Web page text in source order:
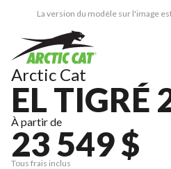
La version du modèle sur l'image
Arctic Cat
EL TIGRÉ
À partir de
23 549 $
Tous frais inclus